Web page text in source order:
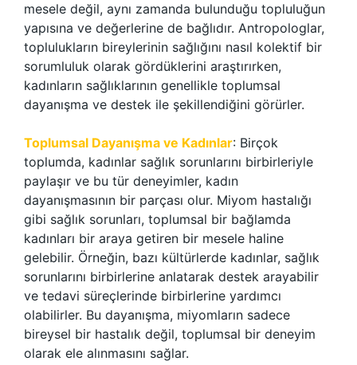
mesele değil, aynı zamanda bulunduğu topluluğun
yapısına ve değerlerine de bağlıdır. Antropologlar,
toplulukların bireylerinin sağlığını nasıl kolektif bir
sorumluluk olarak gördüklerini araştırırken,
kadınların sağlıklarının genellikle toplumsal
dayanışma ve destek ile şekillendiğini görürler.
Toplumsal Dayanışma ve Kadınlar: Birçok
toplumda, kadınlar sağlık sorunlarını birbirleriyle
paylaşır ve bu tür deneyimler, kadın
dayanışmasının bir parçası olur. Miyom hastalığı
gibi sağlık sorunları, toplumsal bir bağlamda
kadınları bir araya getiren bir mesele haline
gelebilir. Örneğin, bazı kültürlerde kadınlar, sağlık
sorunlarını birbirlerine anlatarak destek arayabilir
ve tedavi süreçlerinde birbirlerine yardımcı
olabilirler. Bu dayanışma, miyomların sadece
bireysel bir hastalık değil, toplumsal bir deneyim
olarak ele alınmasını sağlar.